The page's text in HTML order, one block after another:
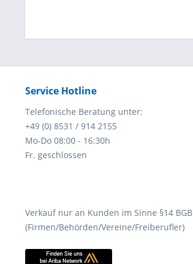
Service Hotline
Telefonische Beratung unter:
+49 (0) 8531 / 914 2155
Mo-Do 08:00 - 16:30h
Fr. geschlossen
Verkauf nur an Kunden im Sinne §14 BGB
(Firmen/Behörden/Vereine/Freiberufler)